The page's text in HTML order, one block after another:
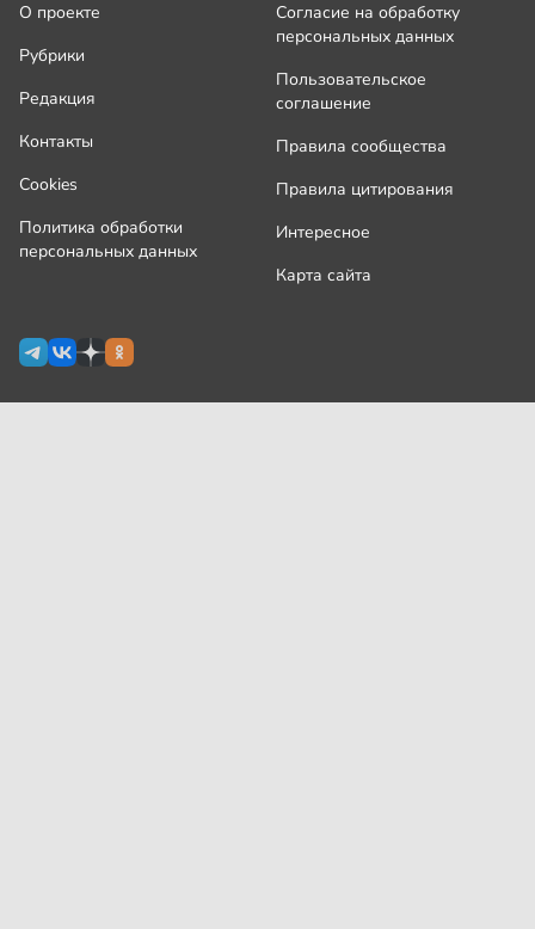
О проекте
Рубрики
Редакция
Контакты
Cookies
Политика обработки
персональных данных
Согласие на обработку
персональных данных
Пользовательское
соглашение
Правила сообщества
Правила цитирования
Интересное
Карта сайта